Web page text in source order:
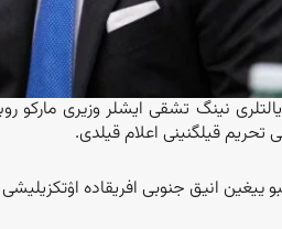
تحریم قیلگنینی اعلام قیلدی.
ییغین انیق جنوبی افریقاده